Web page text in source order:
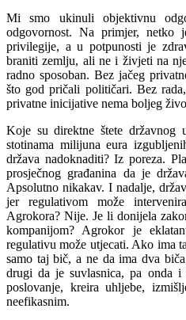
Mi smo ukinuli objektivnu
odgovornost. Na primjer,
privilegije, a u potpunosti je
braniti zemlju, ali ne i živjeti na
radno sposoban. Bez jačeg
što god pričali političari. Bez
privatne inicijative nema boljeg
Koje su direktne štete državnog
stotinama milijuna eura
država nadoknaditi? Iz poreza.
prosječnog građanina da je
Apsolutno nikakav. I nadalje,
jer regulativom može
Agrokora? Nije. Je li donijela
kompanijom? Agrokor je
regulativu može utjecati. Ako ima
samo taj bič, a ne da ima dva
drugi da je suvlasnica, pa onda i
poslovanje, kreira uhljebe,
neefikasnim.